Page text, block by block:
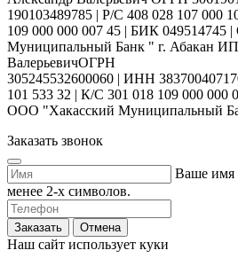
190103489785 | Р/С 408 028 107 000
109 000 000 007 45 | БИК 049514745
Муниципальный Банк " г. Абакан
ВалерьевичОГРН
305245532600060 | ИНН
101 533 32 | К/С 301 018 109 000 000
ООО "Хакасский Муниципальный
Заказать звонок
Ваше имя
менее 2-х символов.
Заказать Отмена
Наш сайт использует куки